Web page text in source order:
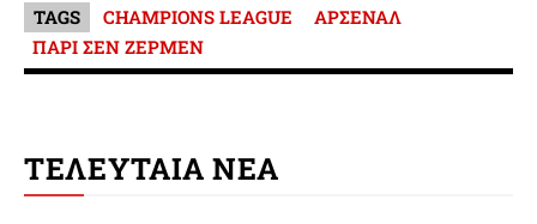
TAGS CHAMPIONS LEAGUE
ΑΡΣΕΝΑΛ
ΠΑΡΙ ΣΕΝ ΖΕΡΜΕΝ
ΤΕΛΕΥΤΑΙΑ ΝΕΑ